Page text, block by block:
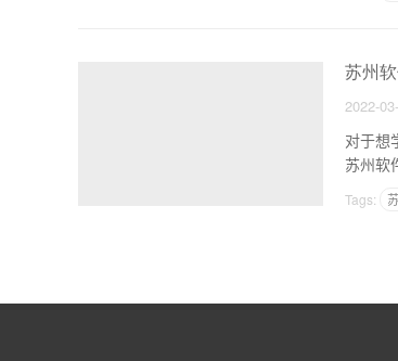
苏州
2022-
对于想
Tags: